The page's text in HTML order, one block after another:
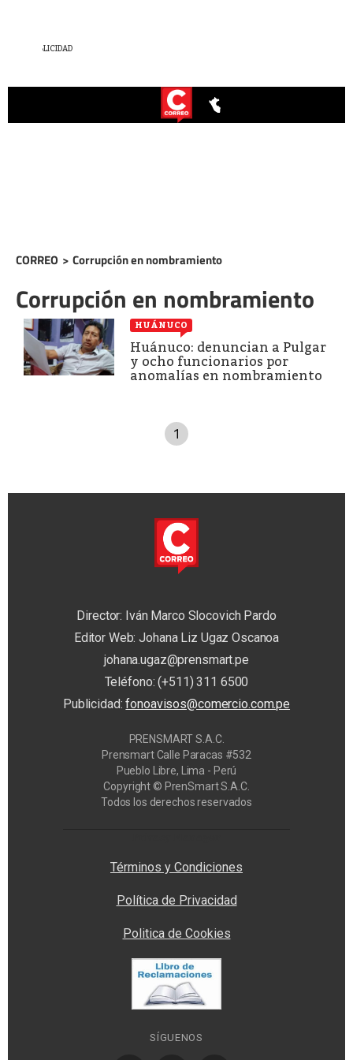
CORREO > Corrupción en nombramiento
Corrupción en nombramiento
HUÁNUCO
Huánuco: denuncian a Pulgar
y ocho funcionarios por
anomalías en nombramiento
1
Director: Iván Marco Slocovich Pardo
Editor Web: Johana Liz Ugaz Oscanoa
johana.ugaz@prensmart.pe
Teléfono: (+511) 311 6500
Publicidad:fonoavisos@comercio.com.pe
PRENSMART S.A.C.
Prensmart Calle Paracas #532
Pueblo Libre, Lima - Perú
Copyright © PrenSmart S.A.C.
Todos los derechos reservados
Términos y Condiciones
Política de Privacidad
Politica de Cookies
SÍGUENOS